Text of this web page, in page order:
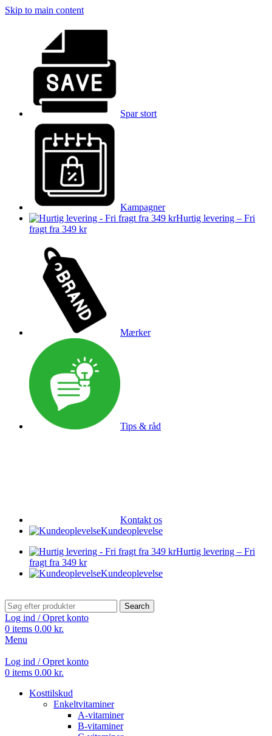
Skip to main content
Spar stort
Kampagner
Hurtig levering – Fri
fragt fra 349 kr
Mærker
Tips & råd
Kontakt os
Kundeoplevelse
Hurtig levering – Fri
fragt fra 349 kr
Kundeoplevelse
Search
Log ind / Opret konto
0 items 0.00 kr.
Menu
Log ind / Opret konto
0 items 0.00 kr.
Kosttilskud
Enkeltvitaminer
A-vitaminer
B-vitaminer